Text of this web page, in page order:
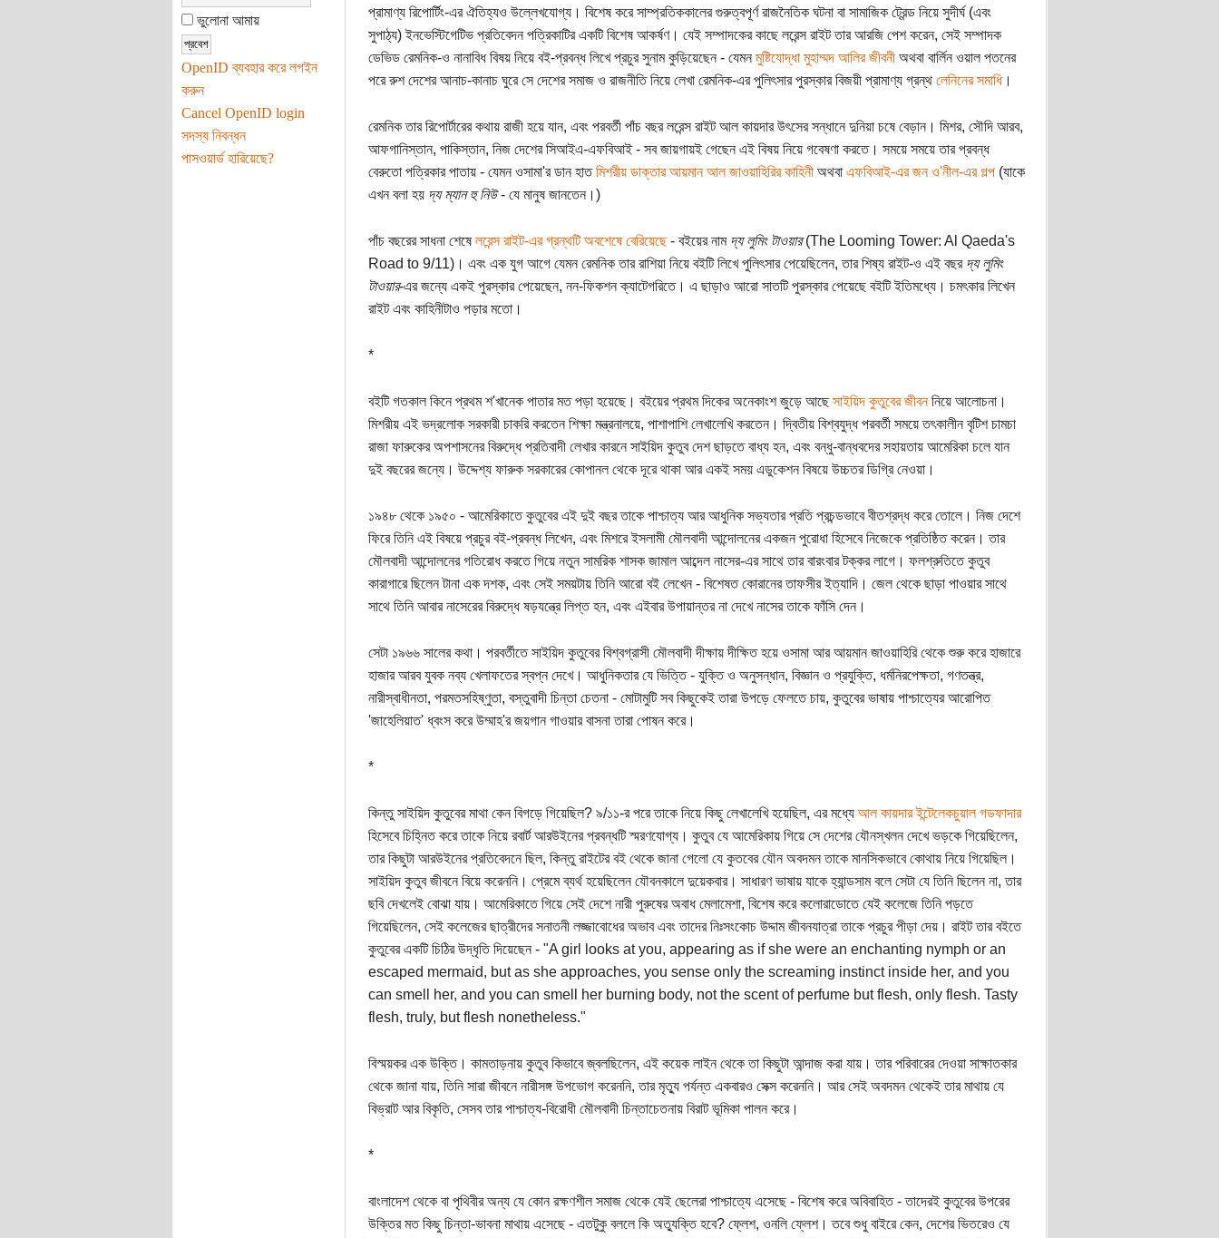
ভুলোনা আমায়
OpenID ব্যবহার করে লগইন
করুন
Cancel OpenID login
সদস্য নিবন্ধন
পাসওয়ার্ড হারিয়েছে?
প্রামাণ্য রিপোর্টিং-এর ঐতিহ্যও উল্লেখযোগ্য। বিশেষ করে সাম্প্রতিককালের গুরুত্বপূর্ণ রাজনৈতিক ঘটনা বা সামাজিক ট্রেন্ড নিয়ে সুদীর্ঘ (এবং
সুপাঠ্য) ইনভেস্টিগেটিভ প্রতিবেদন পত্রিকাটির একটি বিশেষ আকর্ষণ। যেই সম্পাদকের কাছে লরেন্স রাইট তার আরজি পেশ করেন, সেই সম্পাদক
ডেভিড রেমনিক-ও নানাবিধ বিষয় নিয়ে বই-প্রবন্ধ লিখে প্রচুর সুনাম কুড়িয়েছেন - যেমন মুষ্টিযোদ্ধা মুহাম্মদ আলির জীবনী অথবা বার্লিন ওয়াল পতনের
পরে রুশ দেশের আনাচ-কানাচ ঘুরে সে দেশের সমাজ ও রাজনীতি নিয়ে লেখা রেমনিক-এর পুলিৎসার পুরস্কার বিজয়ী প্রামাণ্য গ্রন্থ লেনিনের সমাধি।
রেমনিক তার রিপোর্টারের কথায় রাজী হয়ে যান, এবং পরবর্তী পাঁচ বছর লরেন্স রাইট আল কায়দার উৎসের সন্ধানে দুনিয়া চষে বেড়ান। মিশর, সৌদি আরব,
আফগানিস্তান, পাকিস্তান, নিজ দেশের সিআইএ-এফবিআই - সব জায়গায়ই গেছেন এই বিষয় নিয়ে গবেষণা করতে। সময়ে সময়ে তার প্রবন্ধ
বেরুতো পত্রিকার পাতায় - যেমন ওসামা'র ডান হাতমিশরীয় ডাক্তার আয়মান আল জাওয়াহিরির কাহিনী অথবা এফবিআই-এর জন ও'নীল-এর গল্প (যাকে
এখন বলা হয় দ্য ম্যান হু নিউ- যে মানুষ জানতেন।)
পাঁচ বছরের সাধনা শেষে লরেন্স রাইট-এর গ্রন্থটি অবশেষে বেরিয়েছে- বইয়ের নাম দ্য লুমিং টাওয়ার(The Looming Tower: Al Qaeda's
Road to 9/11)। এবং এক যুগ আগে যেমন রেমনিক তার রাশিয়া নিয়ে বইটি লিখে পুলিৎসার পেয়েছিলেন, তার শিষ্য রাইট-ও এই বছর দ্য লুমিং
টাওয়ার-এর জন্যে একই পুরস্কার পেয়েছেন, নন-ফিকশন ক্যাটেগরিতে। এ ছাড়াও আরো সাতটি পুরস্কার পেয়েছে বইটি ইতিমধ্যে। চমৎকার লিখেন
রাইট এবং কাহিনীটাও পড়ার মতো।
*
বইটি গতকাল কিনে প্রথম শ'খানেক পাতার মত পড়া হয়েছে। বইয়ের প্রথম দিকের অনেকাংশ জুড়ে আছেসাইয়িদ কুতুবের জীবননিয়ে আলোচনা।
মিশরীয় এই ভদ্রলোক সরকারী চাকরি করতেন শিক্ষা মন্ত্রনালয়ে, পাশাপাশি লেখালেখি করতেন। দ্বিতীয় বিশ্বযুদ্ধ পরবর্তী সময়ে তৎকালীন বৃটিশ চামচা
রাজা ফারুকের অপশাসনের বিরুদ্ধে প্রতিবাদী লেখার কারনে সাইয়িদ কুতুব দেশ ছাড়তে বাধ্য হন, এবং বন্ধু-বান্ধবদের সহায়তায় আমেরিকা চলে যান
দুই বছরের জন্যে। উদ্দেশ্য ফারুক সরকারের কোপানল থেকে দূরে থাকা আর একই সময় এডুকেশন বিষয়ে উচ্চতর ডিগ্রি নেওয়া।
১৯৪৮ থেকে ১৯৫০ - আমেরিকাতে কুতুবের এই দুই বছর তাকে পাশ্চাত্য আর আধুনিক সভ্যতার প্রতি প্রচন্ডভাবে বীতশ্রদ্ধ করে তোলে। নিজ দেশে
ফিরে তিনি এই বিষয়ে প্রচুর বই-প্রবন্ধ লিখেন, এবং মিশরে ইসলামী মৌলবাদী আন্দোলনের একজন পুরোধা হিসেবে নিজেকে প্রতিষ্ঠিত করেন। তার
মৌলবাদী আন্দোলনের গতিরোধ করতে গিয়ে নতুন সামরিক শাসক জামাল আব্দেল নাসের-এর সাথে তার বারংবার টক্কর লাগে। ফলশ্রুতিতে কুতুব
কারাগারে ছিলেন টানা এক দশক, এবং সেই সময়টায় তিনি আরো বই লেখেন - বিশেষত কোরানের তাফসীর ইত্যাদি। জেল থেকে ছাড়া পাওয়ার সাথে
সাথে তিনি আবার নাসেরের বিরুদ্ধে ষড়যন্ত্রে লিপ্ত হন, এবং এইবার উপায়ান্তর না দেখে নাসের তাকে ফাঁসি দেন।
সেটা ১৯৬৬ সালের কথা। পরবর্তীতে সাইয়িদ কুতুবের বিশ্বগ্রাসী মৌলবাদী দীক্ষায় দীক্ষিত হয়ে ওসামা আর আয়মান জাওয়াহিরি থেকে শুরু করে হাজারে
হাজার আরব যুবক নব্য খেলাফতের স্বপ্ন দেখে। আধুনিকতার যে ভিত্তি - যুক্তি ও অনুসন্ধান, বিজ্ঞান ও প্রযুক্তি, ধর্মনিরপেক্ষতা, গণতন্ত্র,
নারীস্বাধীনতা, পরমতসহিষ্ণুতা, বস্তুবাদী চিন্তা চেতনা - মোটামুটি সব কিছুকেই তারা উপড়ে ফেলতে চায়, কুতুবের ভাষায় পাশ্চাত্যের আরোপিত
'জাহেলিয়াত' ধ্বংস করে উম্মাহ'র জয়গান গাওয়ার বাসনা তারা পোষন করে।
*
কিন্তু সাইয়িদ কুতুবের মাথা কেন বিগড়ে গিয়েছিল? ৯/১১-র পরে তাকে নিয়ে কিছু লেখালেখি হয়েছিল, এর মধ্যে আল কায়দার ইন্টেলেকচুয়াল গডফাদার
হিসেবে চিহ্নিত করে তাকে নিয়ে রবার্ট আরউইনের প্রবন্ধটি স্মরণযোগ্য। কুতুব যে আমেরিকায় গিয়ে সে দেশের যৌনস্খলন দেখে ভড়কে গিয়েছিলেন,
তার কিছুটা আরউইনের প্রতিবেদনে ছিল, কিন্তু রাইটের বই থেকে জানা গেলো যে কুতবের যৌন অবদমন তাকে মানসিকভাবে কোথায় নিয়ে গিয়েছিল।
সাইয়িদ কুতুব জীবনে বিয়ে করেননি। প্রেমে ব্যর্থ হয়েছিলেন যৌবনকালে দুয়েকবার। সাধারণ ভাষায় যাকে হ্যান্ডসাম বলে সেটা যে তিনি ছিলেন না, তার
ছবি দেখলেই বোঝা যায়। আমেরিকাতে গিয়ে সেই দেশে নারী পুরুষের অবাধ মেলামেশা, বিশেষ করে কলোরাডোতে যেই কলেজে তিনি পড়তে
গিয়েছিলেন, সেই কলেজের ছাত্রীদের সনাতনী লজ্জাবোধের অভাব এবং তাদের নিঃসংকোচ উদ্দাম জীবনযাত্রা তাকে প্রচুর পীড়া দেয়। রাইট তার বইতে
কুতুবের একটি চিঠির উদ্ধৃতি দিয়েছেন - "A girl looks at you, appearing as if she were an enchanting nymph or an
escaped mermaid, but as she approaches, you sense only the screaming instinct inside her, and you
can smell her, and you can smell her burning body, not the scent of perfume but flesh, only flesh. Tasty
flesh, truly, but flesh nonetheless."
বিস্ময়কর এক উক্তি। কামতাড়নায় কুতুব কিভাবে জ্বলছিলেন, এই কয়েক লাইন থেকে তা কিছুটা আন্দাজ করা যায়। তার পরিবারের দেওয়া সাক্ষাতকার
থেকে জানা যায়, তিনি সারা জীবনে নারীসঙ্গ উপভোগ করেননি, তার মৃত্যু পর্যন্ত একবারও সেক্স করেননি। আর সেই অবদমন থেকেই তার মাথায় যে
বিভ্রাট আর বিকৃতি, সেসব তার পাশ্চাত্য-বিরোধী মৌলবাদী চিন্তাচেতনায় বিরাট ভূমিকা পালন করে।
*
বাংলাদেশ থেকে বা পৃথিবীর অন্য যে কোন রক্ষণশীল সমাজ থেকে যেই ছেলেরা পাশ্চাত্যে এসেছে - বিশেষ করে অবিবাহিত - তাদেরই কুতুবের উপরের
উক্তির মত কিছু চিন্তা-ভাবনা মাথায় এসেছে - এতটুকু বললে কি অত্যুক্তি হবে? ফ্লেশ, ওনলি ফ্লেশ। তবে শুধু বাইরে কেন, দেশের ভিতরেও যে